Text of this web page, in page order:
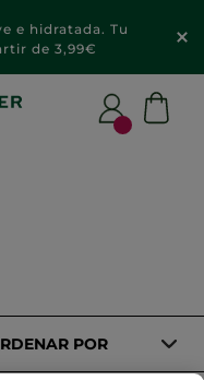
e hidratada. Tu
de 3,99€
POR